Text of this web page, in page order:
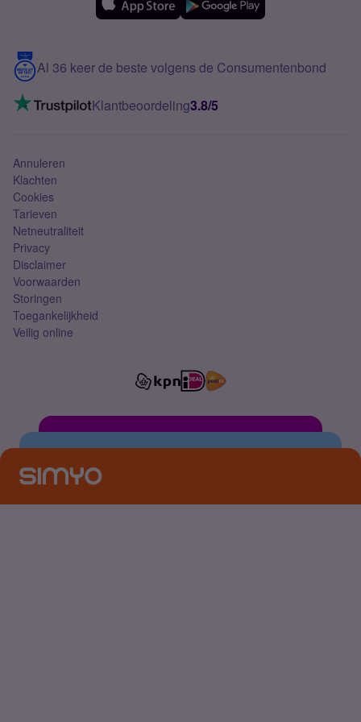
Meerdere nummers
5G internet
Mobiel internet
Mobiel abonnement
Contact
VoLTE 4G bellen
Al 36 keer de beste volgens de Consumentenbond
Klantbeoordeling3.8/5
Annuleren
Klachten
Cookies
Tarieven
Netneutraliteit
Privacy
Disclaimer
Voorwaarden
Storingen
Toegankelijkheid
Veilig online